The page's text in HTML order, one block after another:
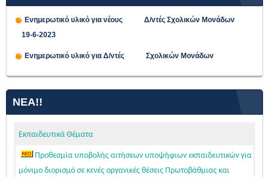
Ενημερωτικό υλικό για νέους Δ/ντές Σχολικών Μονάδων
19-6-2023
Ενημερωτικό υλικό για Δ/ντές Σχολικών Μονάδων
ΝΈΑ!!
Εκπαιδευτικά Θέματα
Προθεσμία υποβολής αιτήσεων υποψήφιων εκπαιδευτικών για
μόνιμο διορισμό σε κενές οργανικές θέσεις Πρωτοβάθμιας και